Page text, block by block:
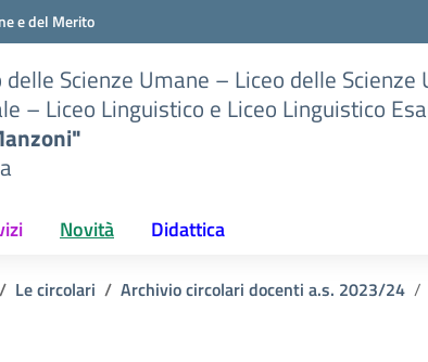
e del Merito
delle Scienze Umane – Liceo delle
– Liceo Linguistico e Liceo Linguistico
Novità Didattica
Le circolari Archivio circolari docenti a.s. 2023/24